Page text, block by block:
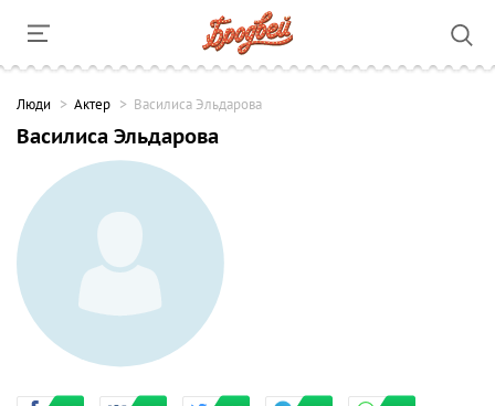
Люди Актер Василиса Эльдарова
Василиса Эльдарова